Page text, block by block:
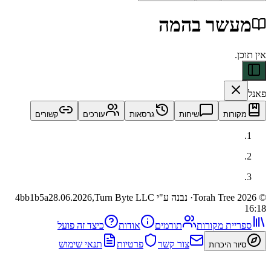
בהמה
שיחות גרסאות עורכים קשורים
· נבנה ע"י Turn Byte LLC 4bb1b5a28.06.2026,
מקורות תורמים אודות כיצד זה פועל
היכרות צור קשר פרטיות תנאי שימוש